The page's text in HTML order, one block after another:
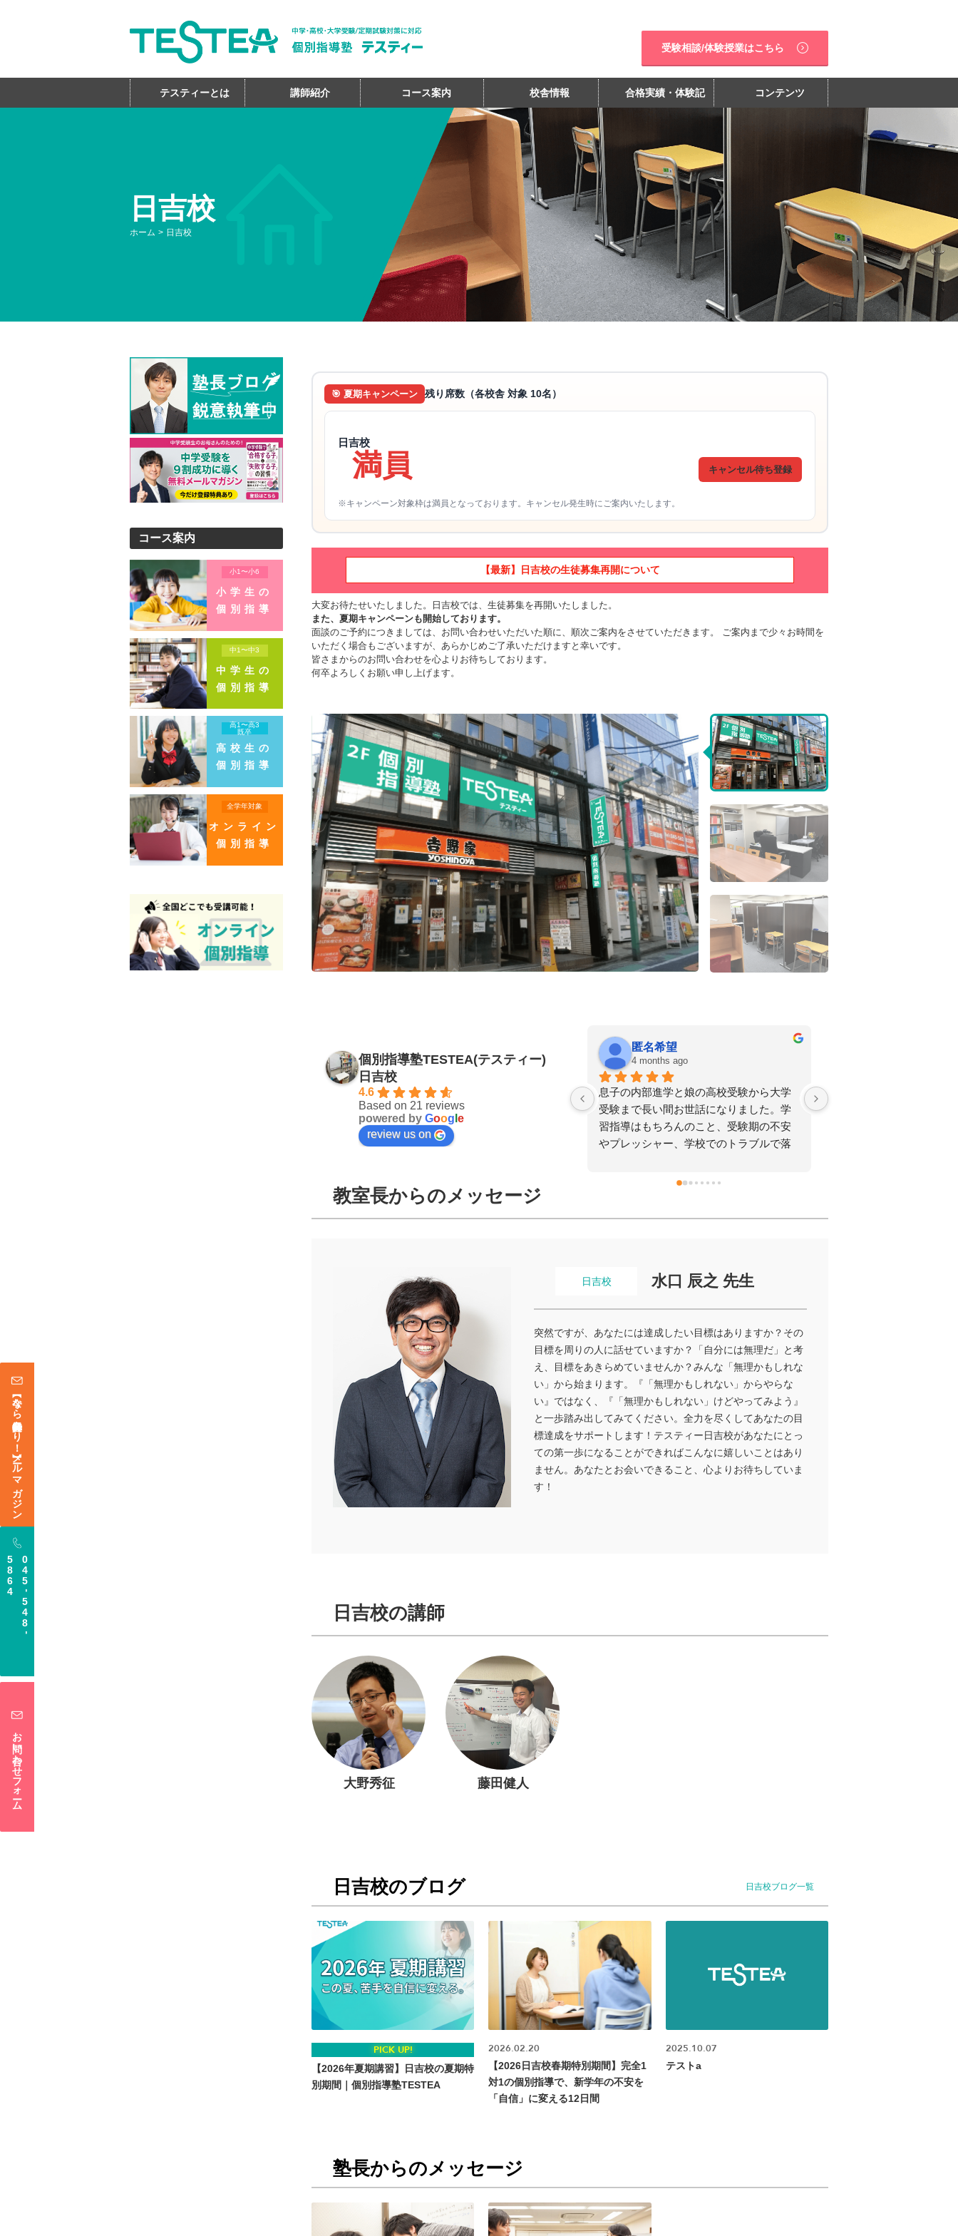
受験相談/体験授業はこちら
テスティーとは 講師紹介 コース案内 校舎情報 合格実績・体験記 コンテンツ
個別指導塾TESTEA 日吉校｜日吉駅1分・慶應系受験対応
日吉校
ホーム 日吉校
コース案内
小1〜小6
小学生の
個別指導
中1〜中3
中学生の
個別指導
高1〜高3
既卒
高校生の
個別指導
全学年対象
オンライン
個別指導
🎯 夏期キャンペーン 残り席数（各校舎 対象 10名）
日吉校
満員
※キャンペーン対象枠は満員となっております。キャンセル発生時にご案内いたします。
キャンセル待ち登録
【最新】日吉校の生徒募集再開について
大変お待たせいたしました。日吉校では、生徒募集を再開いたしました。
また、夏期キャンペーンも開始しております。
面談のご予約につきましては、お問い合わせいただいた順に、順次ご案内をさせていただきます。 ご案内まで少々お時間を
いただく場合もございますが、あらかじめご了承いただけますと幸いです。
皆さまからのお問い合わせを心よりお待ちしております。
何卒よろしくお願い申し上げます。
個別指導塾TESTEA(テスティー)
日吉校
4.6
Based on 21 reviews
powered by Goog e
review us on
4 months ago
息子の内部進学と娘の高校受験から大学
受験まで長い間お世話になりました。学
習指導はもちろんのこと、受験期の不安
やプレッシャー、学校でのトラブルで落
けたのがとても心強かったです。塾長を
期もありましたが、先生方のおかげで前
向きに努力を続けることができました。
本当に感謝しています。これから受験を
迎える方にもぜひおすすめしたい塾で
美里安藤
6 months ago
6年の夏休みから苦手な算数をお願い致し
ました。集団塾で何となく分かっていた
つもりの部分を、自分で理解し解けるよ
うになったと子供自身が喜び自信に繋が
す。11月からはもう１つの課題である理
合格を頂けたのも先生方のご尽力のお陰
教室長からのメッセージ
日吉校 水口 辰之 先生
突然ですが、あなたには達成したい目標はありますか？その
目標を周りの人に話せていますか？「自分には無理だ」と考
え、目標をあきらめていませんか？みんな「無理かもしれな
い」から始まります。『「無理かもしれない」からやらな
い』ではなく、『「無理かもしれない」けどやってみよう』
と一歩踏み出してみてください。全力を尽くしてあなたの目
標達成をサポートします！テスティー日吉校があなたにとっ
ての第一歩になることができればこんなに嬉しいことはあり
ません。あなたとお会いできること、心よりお待ちしていま
す！
日吉校の講師
大野秀征 藤田健人
日吉校のブログ 日吉校ブログ一覧
PICK UP!
【2026年夏期講習】日吉校の夏期特
別期間｜個別指導塾TESTEA
2026.02.20
【2026日吉校春期特別期間】完全1
対1の個別指導で、新学年の不安を
「自信」に変える12日間
2025.10.07
テストa
塾長からのメッセージ
【今なら登録特典あり！】メールマガジン
045
-
548
-
5864
お問い合わせフォーム